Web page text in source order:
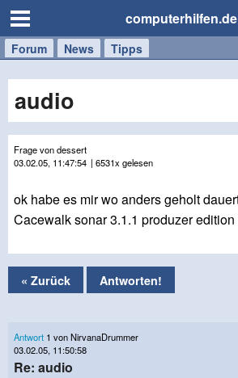
computerhilfen.de
Forum News Tipps
Handy
Tablet
Windows
Mac
audio
Frage von dessert
03.02.05, 11:47:54 | 6531x gelesen
ok habe es mir wo anders geholt
Cacewalk sonar 3.1.1 produzer
« Zurück Antworten!
Antwort 1 von NirvanaDrummer
03.02.05, 11:50:58
Re: audio